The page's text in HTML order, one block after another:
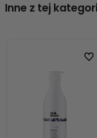
Inne z tej
Do
Do